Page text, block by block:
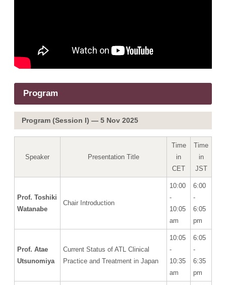
Program
Program (Session I) — 5 Nov 2025
Speaker Presentation Title
Time
in
CET
Time
in
JST
Prof. Toshiki
Watanabe
Chair Introduction
10:00
-
10:05
am
6:00
-
6:05
pm
Prof. Atae
Utsunomiya
Current Status of ATL Clinical
Practice and Treatment in Japan
10:05
-
10:35
am
6:05
-
6:35
pm